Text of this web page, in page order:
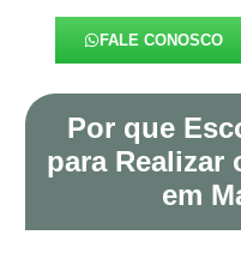
FALE CONOSCO
Por que
para Realizar
em